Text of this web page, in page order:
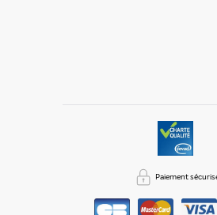
Votre adresse email et celle de votre
automatiquement supprimées. Pour
Paiement